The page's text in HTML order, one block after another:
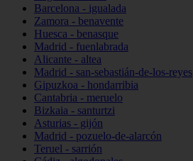
Barcelona - igualada
Zamora - benavente
Huesca - benasque
Madrid - fuenlabrada
Alicante - altea
Madrid - san-sebastián-de-los-reyes
Gipuzkoa - hondarribia
Cantabria - meruelo
Bizkaia - santurtzi
Asturias - gijón
Madrid - pozuelo-de-alarcón
Teruel - sarrión